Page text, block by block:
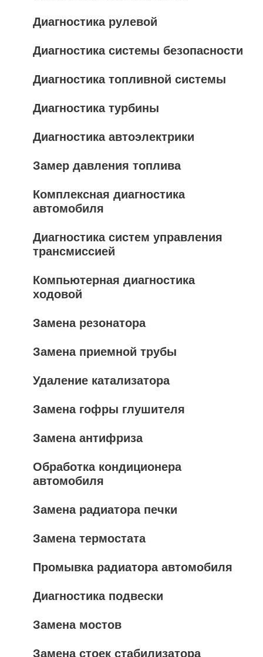
Диагностика рулевой
Диагностика системы безопасности
Диагностика топливной системы
Диагностика турбины
Диагностика автоэлектрики
Замер давления топлива
Комплексная диагностика
автомобиля
Диагностика систем управления
трансмиссией
Компьютерная диагностика
ходовой
Замена резонатора
Замена приемной трубы
Удаление катализатора
Замена гофры глушителя
Замена антифриза
Обработка кондиционера
автомобиля
Замена радиатора печки
Замена термостата
Промывка радиатора автомобиля
Диагностика подвески
Замена мостов
Замена стоек стабилизатора